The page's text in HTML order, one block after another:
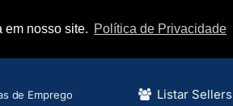
em nosso site. Política de Privacidade
de Emprego Listar Sellers